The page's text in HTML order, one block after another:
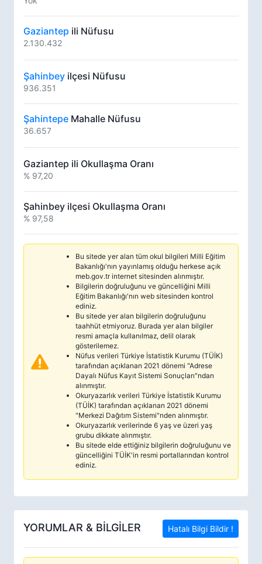
Gaziantep ili Nüfusu
2.130.432
Şahinbey ilçesi Nüfusu
936.351
Şahintepe Mahalle Nüfusu
36.657
Gaziantep ili Okullaşma Oranı
% 97,20
Şahinbey ilçesi Okullaşma Oranı
% 97,58
Bu sitede yer alan tüm okul bilgileri Milli Eğitim
Bakanlığı'nın yayınlamış olduğu herkese açık
meb.gov.tr internet sitesinden alınmıştır.
Bilgilerin doğruluğunu ve güncelliğini Milli
Eğitim Bakanlığı'nın web sitesinden kontrol
ediniz.
Bu sitede yer alan bilgilerin doğruluğunu
taahhüt etmiyoruz. Burada yer alan bilgiler
resmi amaçla kullanılmaz, delil olarak
gösterilemez.
Nüfus verileri Türkiye İstatistik Kurumu (TÜİK)
tarafından açıklanan 2021 dönemi "Adrese
Dayalı Nüfus Kayıt Sistemi Sonuçları"ndan
alınmıştır.
Okuryazarlık verileri Türkiye İstatistik Kurumu
(TÜİK) tarafından açıklanan 2021 dönemi
"Merkezi Dağıtım Sistemi"nden alınmıştır.
Okuryazarlık verilerinde 6 yaş ve üzeri yaş
grubu dikkate alınmıştır.
Bu sitede elde ettiğiniz bilgilerin doğruluğunu ve
güncelliğini TÜİK'in resmi portallarından kontrol
ediniz.
YORUMLAR & BİLGİLER Hatalı Bilgi Bildir !